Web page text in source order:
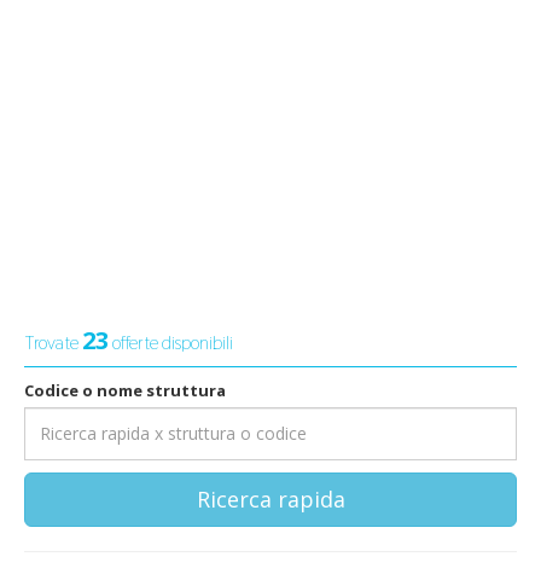
Trovate23offerte disponibili
Codice o nome struttura
Ricerca rapida